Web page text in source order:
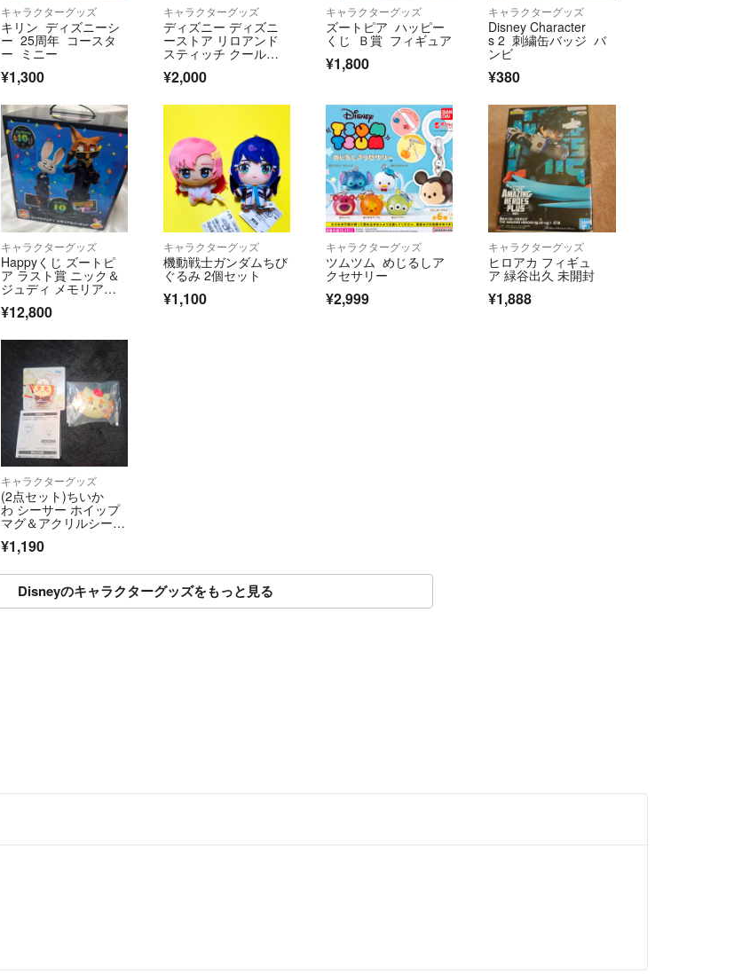
キャラクターグッズ
キリン ディズニーシ
ー 25周年 コースタ
ー ミニー
¥1,300
キャラクターグッズ
ディズニー ディズニ
ーストア リロアンド
スティッチ クールバ
¥2,000
キャラクターグッズ
ズートピア ハッピー
くじ Ｂ賞 フィギュア
¥1,800
キャラクターグッズ
Disney Character
s 2 刺繍缶バッジ バ
ンビ
¥380
キャラクターグッズ
Happyくじ ズートピ
ア ラスト賞 ニック＆
ジュディ メモリアル
フィギュア
¥12,800
キャラクターグッズ
機動戦士ガンダムちび
ぐるみ 2個セット
¥1,100
キャラクターグッズ
ツムツム めじるしア
クセサリー
¥2,999
キャラクターグッズ
ヒロアカ フィギュ
ア 緑谷出久 未開封
¥1,888
キャラクターグッズ
(2点セット)ちいか
わ シーサー ホイップ
マグ＆アクリルシーン
クリップ
¥1,190
Disneyのキャラクターグッズをもっと見る